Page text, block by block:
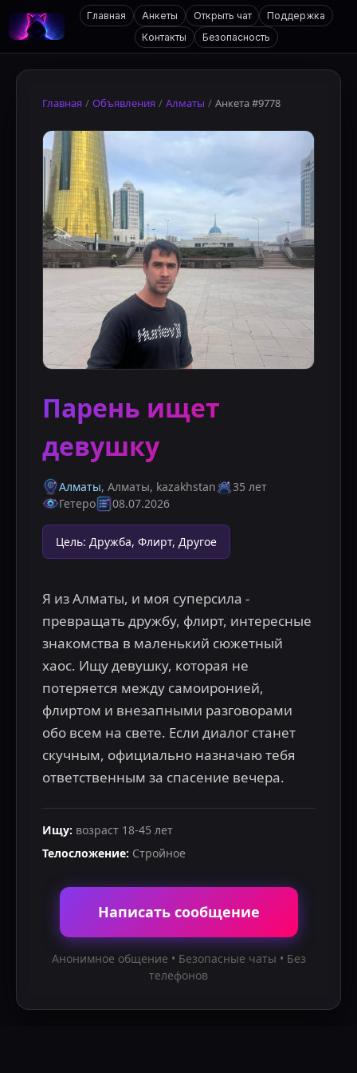
Главная Анкеты Открыть чат
Поддержка
Контакты
Безопасность
Главная / Объявления / Алматы / Анкета #9778
Парень ищет
девушку
Алматы, Алматы, kazakhstan
35 лет
Гетеро
08.07.2026
Цель: Дружба, Флирт, Другое
Я из Алматы, и моя суперсила -
превращать дружбу, флирт, интересные
знакомства в маленький сюжетный
хаос. Ищу девушку, которая не
потеряется между самоиронией,
флиртом и внезапными разговорами
обо всем на свете. Если диалог станет
скучным, официально назначаю тебя
ответственным за спасение вечера.
Ищу: возраст 18-45 лет
Телосложение: Стройное
Написать сообщение
Анонимное общение • Безопасные чаты • Без
телефонов